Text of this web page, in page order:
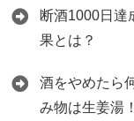
断酒1000日達
果とは？
酒をやめたら
み物は生姜湯！